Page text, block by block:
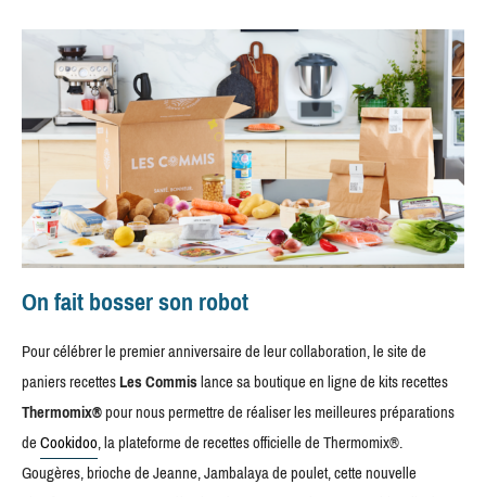
On fait bosser son robot
Pour célébrer le premier anniversaire de leur collaboration, le site de
paniers recettesLes Commislance sa boutique en ligne de kits recettes
Thermomix®pour nous permettre de réaliser les meilleures préparations
deCookidoo, la plateforme de recettes officielle de Thermomix®.
Gougères, brioche de Jeanne, Jambalaya de poulet, cette nouvelle